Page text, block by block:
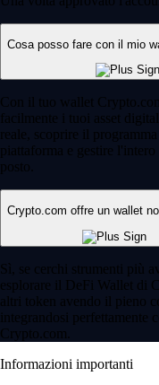
Cosa posso fare con il mio
Con il tuo wallet
facilmente i tuoi asset
reale, scoprire il
piattaforma e gestire
posto.
Crypto.com offre un wallet
Sì, se cerchi strumenti più
esplorare il DeFi Wallet di
altri token avendo il pieno
integrandosi perfettamente
Crypto.com.
Informazioni importanti